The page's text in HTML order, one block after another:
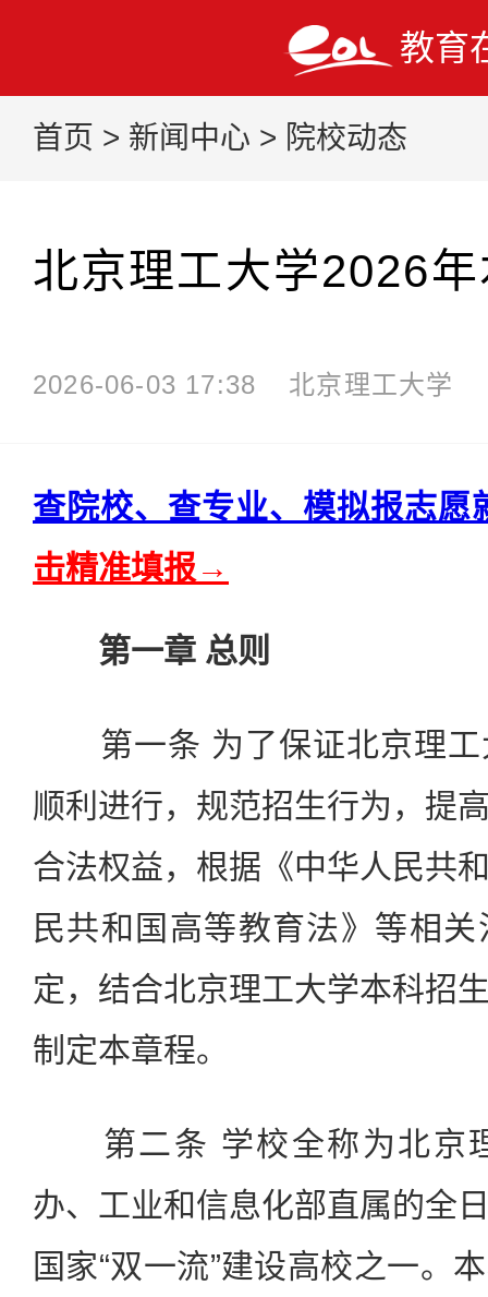
教育
首页 > 新闻中心 > 院校动态
北京理工大学2026
2026-06-03 17:38 北京理工大学
查院校、查专业、模拟报志
击精准填报→
第一章 总则
第一条 为了保证北京理工
顺利进行，规范招生行为，提
合法权益，根据《中华人民共
民共和国高等教育法》等相
定，结合北京理工大学本科招
制定本章程。
第二条 学校全称为北京
办、工业和信息化部直属的全
国家“双一流”建设高校之一。